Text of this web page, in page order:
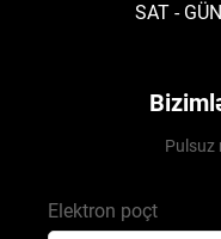
SAT -
Pulsuz
Elektron poçt